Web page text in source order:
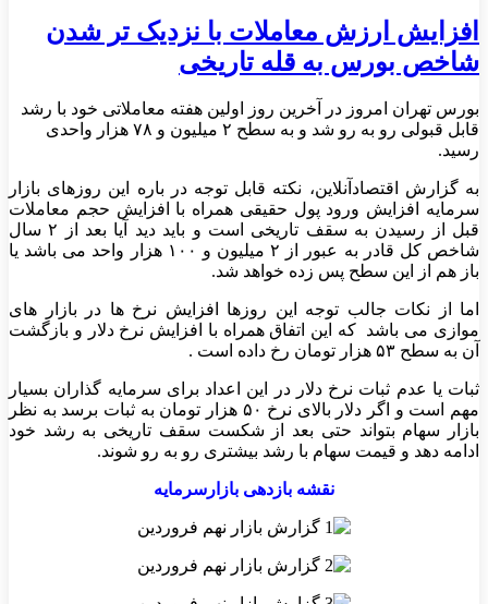
افزایش ارزش معاملات با نزدیک تر شدن
شاخص بورس به قله تاریخی
بورس تهران امروز در آخرین روز اولین هفته معاملاتی خود با رشد
قابل قبولی رو به رو شد و به سطح ۲ میلیون و ۷۸ هزار واحدی
رسید.
به گزارش اقتصادآنلاین، نکته قابل توجه در باره این روزهای بازار
سرمایه افزایش ورود پول حقیقی همراه با افزایش حجم معاملات
قبل از رسیدن به سقف تاریخی است و باید دید آیا بعد از ۲ سال
شاخص کل قادر به عبور از ۲ میلیون و ۱۰۰ هزار واحد می باشد یا
باز هم از این سطح پس زده خواهد شد.
اما از نکات جالب توجه این روزها افزایش نرخ ها در بازار های
موازی می باشد که این اتفاق همراه با افزایش نرخ دلار و بازگشت
آن به سطح ۵۳ هزار تومان رخ داده است‌ .
ثبات یا عدم ثبات نرخ دلار در این اعداد برای سرمایه گذاران بسیار
مهم است و اگر دلار بالای نرخ ۵۰ هزار تومان به ثبات برسد به نظر
بازار سهام بتواند حتی بعد از شکست سقف تاریخی به رشد خود
ادامه دهد و قیمت سهام با رشد بیشتری رو به رو شوند.
نقشه بازدهی بازارسرمایه